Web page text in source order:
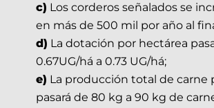
c) Los corderos señalados se
en más de 500 mil por año al
d) La dotación por hectárea
0.67UG/há a 0.73 UG/há;
e) La producción total de carne
pasará de 80 kg a 90 kg de